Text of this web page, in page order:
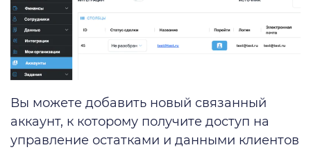
Вы можете добавить новый связанный
аккаунт, к которому получите доступ на
управление остатками и данными клиентов